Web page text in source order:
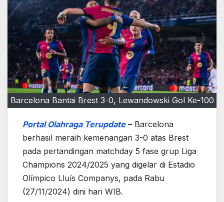
Barcelona Bantai Brest 3-0, Lewandowski Gol Ke-100
Portal Olahraga Terupdate– Barcelona
berhasil meraih kemenangan 3-0 atas Brest
pada pertandingan matchday 5 fase grup Liga
Champions 2024/2025 yang digelar di Estadio
Olímpico Lluís Companys, pada Rabu
(27/11/2024) dini hari WIB.